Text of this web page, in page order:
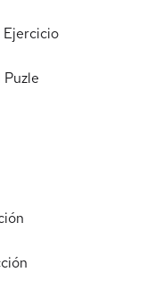
Ejercicio
Puzle